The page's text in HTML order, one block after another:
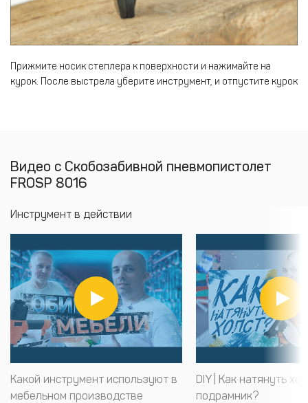
Прижмите носик степлера к поверхности и нажимайте на
курок. После выстрела уберите инструмент, и отпустите курок
Видео с Скобозабивной пневмопистолет
FROSP 8016
Инструмент в действии
Какой инструмент используют в
мебельном производстве
DIY | Как натянуть
подрамник?